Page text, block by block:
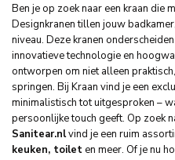
Ben je op zoek naar een kraan die
Designkranen tillen jouw
niveau. Deze kranen
innovatieve technologie en
ontworpen om niet alleen
springen. Bij Kraan vind je een
minimalistisch tot uitgesproken –
persoonlijke touch geeft. Op zoek
Sanitear.nlvind je een ruim
keuken, toileten meer. Of je nu